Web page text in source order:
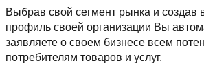
Выбрав свой сегмент рынка и создав
профиль своей организации Вы
заявляете о своем бизнесе всем
потребителям товаров и услуг.